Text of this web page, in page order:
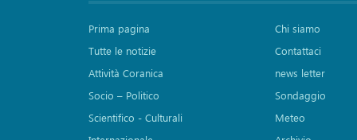
Prima pagina
Tutte le notizie
Attività Coranica
Socio – Politico
Scientifico - Culturali
Chi siamo
Contattaci
news letter
Sondaggio
Meteo